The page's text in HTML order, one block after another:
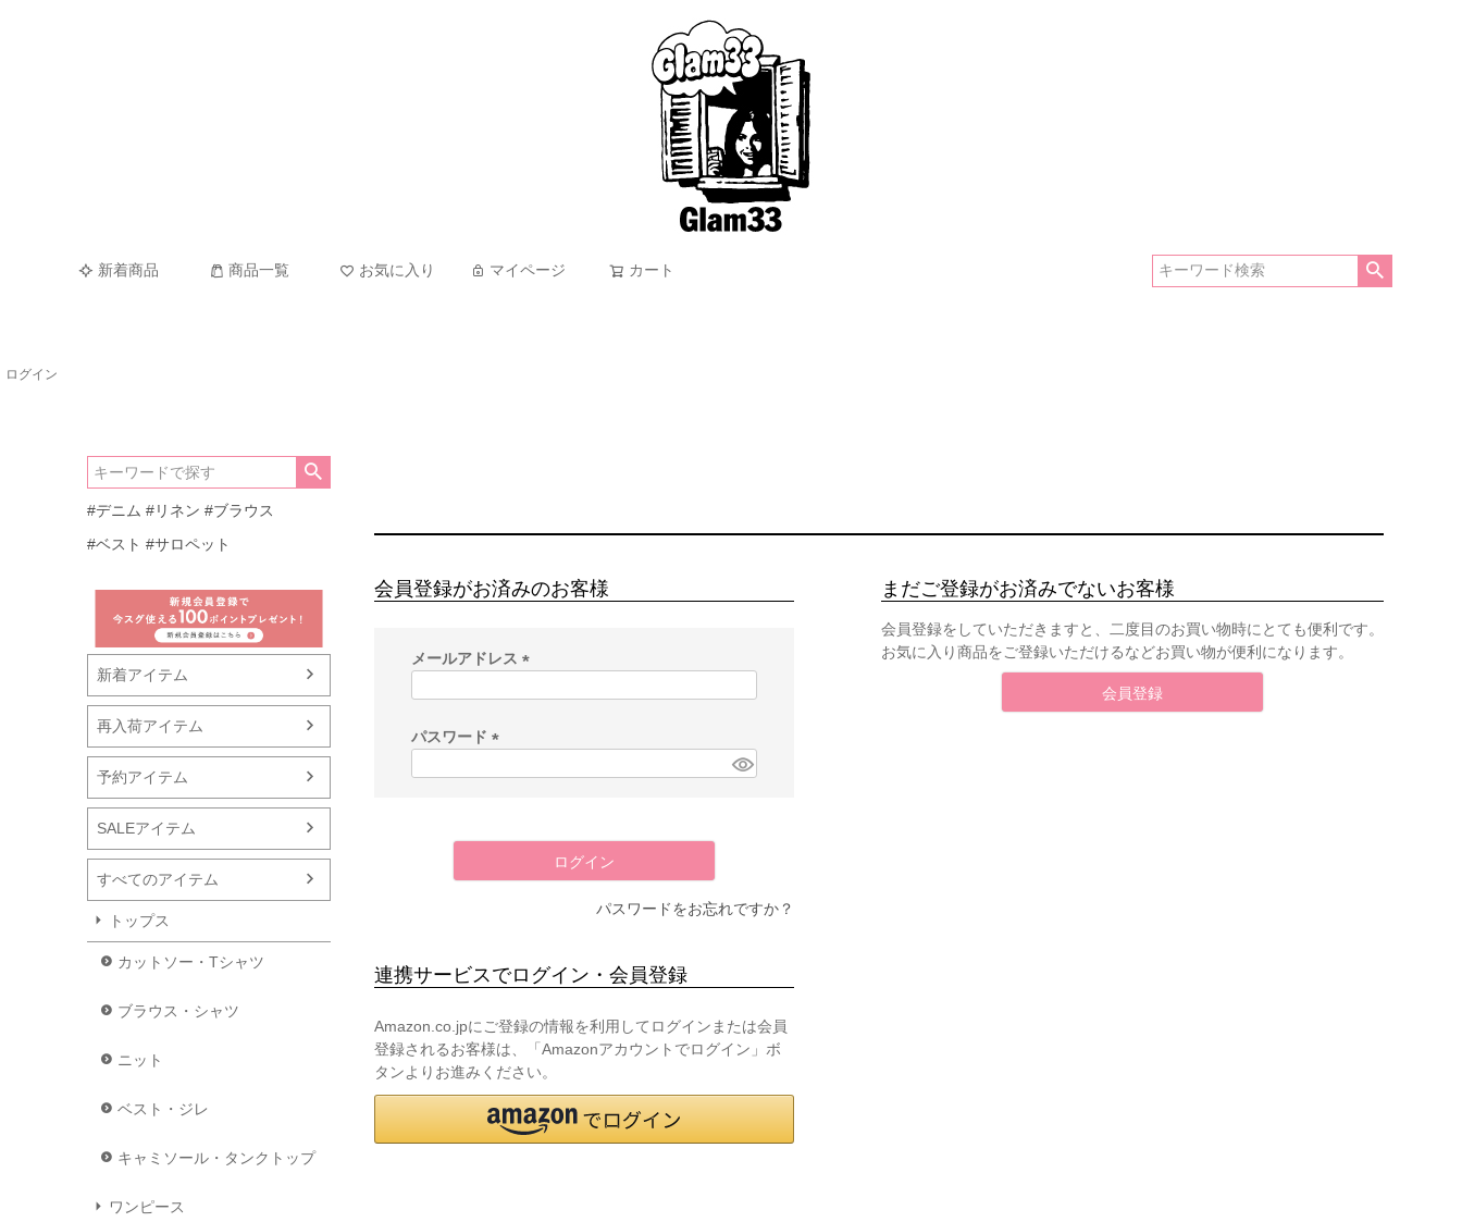
新着商品 商品一覧 お気に入り マイページ カート
ログイン
#デニム #リネン #ブラウス
#ベスト #サロペット
新着アイテム
再入荷アイテム
予約アイテム
SALEアイテム
すべてのアイテム
トップス
カットソー・Tシャツ
ブラウス・シャツ
ニット
ベスト・ジレ
キャミソール・タンクトップ
ワンピース
会員登録がお済みのお客様
メールアドレス
)
パスワード
ログイン
パスワードをお忘れですか？
連携サービスでログイン・会員登録
Amazon.co.jpにご登録の情報を利用してログインまたは会員
登録されるお客様は、「Amazonアカウントでログイン」ボ
タンよりお進みください。
まだご登録がお済みでないお客様
会員登録をしていただきますと、二度目のお買い物時にとても便利です。
お気に入り商品をご登録いただけるなどお買い物が便利になります。
会員登録